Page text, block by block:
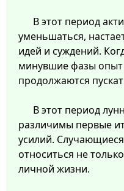
В этот период
уменьшаться,
идей и суждений.
минувшие фазы опыт
продолжаются
В этот период
различимы первые
усилий.
относиться не
личной жизни.